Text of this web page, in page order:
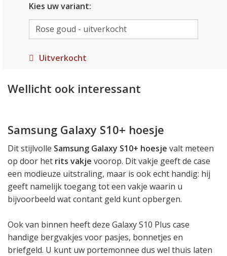
Kies uw variant:
Uitverkocht
Wellicht ook interessant
Samsung Galaxy S10+ hoesje
Dit stijlvolle Samsung Galaxy S10+ hoesje valt meteen
op door het rits vakje voorop. Dit vakje geeft de case
een modieuze uitstraling, maar is ook echt handig: hij
geeft namelijk toegang tot een vakje waarin u
bijvoorbeeld wat contant geld kunt opbergen.
Ook van binnen heeft deze Galaxy S10 Plus case
handige bergvakjes voor pasjes, bonnetjes en
briefgeld. U kunt uw portemonnee dus wel thuis laten